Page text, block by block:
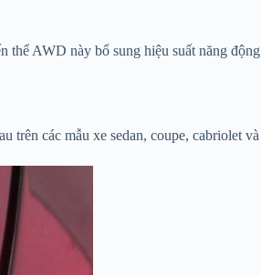
AWD này bổ sung hiệu suất năng
trên các mẫu xe sedan, coupe, cabriolet